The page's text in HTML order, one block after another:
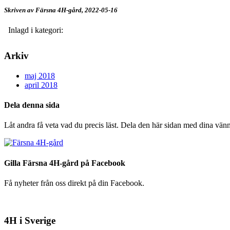
Skriven av Färsna 4H-gård, 2022-05-16
Inlagd i kategori:
Arkiv
maj 2018
april 2018
Dela denna sida
Låt andra få veta vad du precis läst. Dela den här sidan med dina
Gilla Färsna 4H-gård på Facebook
Få nyheter från oss direkt på din Facebook.
4H i Sverige